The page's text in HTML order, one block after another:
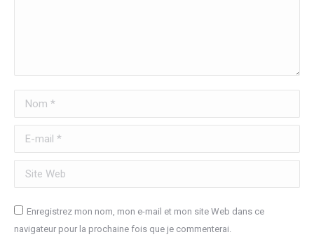
Nom *
E-mail *
Site Web
Enregistrez mon nom, mon e-mail et mon site Web dans ce
navigateur pour la prochaine fois que je commenterai.